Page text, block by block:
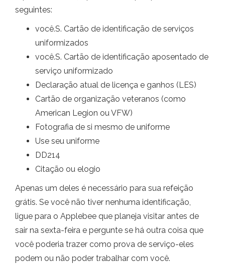
seguintes:
você.S. Cartão de identificação de serviços
uniformizados
você.S. Cartão de identificação aposentado de
serviço uniformizado
Declaração atual de licença e ganhos (LES)
Cartão de organização veteranos (como
American Legion ou VFW)
Fotografia de si mesmo de uniforme
Use seu uniforme
DD214
Citação ou elogio
Apenas um deles é necessário para sua refeição
grátis. Se você não tiver nenhuma identificação,
ligue para o Applebee que planeja visitar antes de
sair na sexta-feira e pergunte se há outra coisa que
você poderia trazer como prova de serviço-eles
podem ou não poder trabalhar com você.